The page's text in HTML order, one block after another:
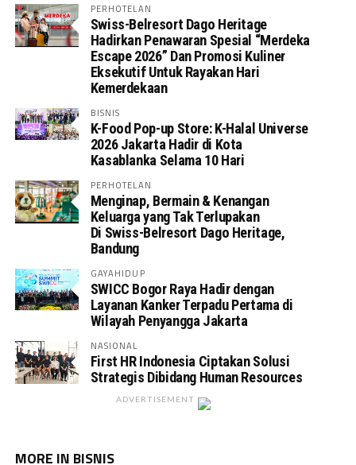
PERHOTELAN
Swiss-Belresort Dago Heritage
Hadirkan Penawaran Spesial “Merdeka
Escape 2026” Dan Promosi Kuliner
Eksekutif Untuk Rayakan Hari
Kemerdekaan
BISNIS
K-Food Pop-up Store: K-Halal Universe
2026 Jakarta Hadir di Kota
Kasablanka Selama 10 Hari
PERHOTELAN
Menginap, Bermain & Kenangan
Keluarga yang Tak Terlupakan
Di Swiss-Belresort Dago Heritage,
Bandung
GAYAHIDUP
SWICC Bogor Raya Hadir dengan
Layanan Kanker Terpadu Pertama di
Wilayah Penyangga Jakarta
NASIONAL
First HR Indonesia Ciptakan Solusi
Strategis Dibidang Human Resources
ADVERTISEMENT
MORE IN BISNIS